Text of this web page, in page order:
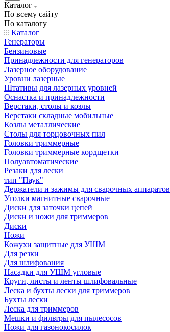
Каталог
По всему сайту
По каталогу
Каталог
Генераторы
Бензиновые
Принадлежности для генераторов
Лазерное оборудование
Уровни лазерные
Штативы для лазерных уровней
Оснастка и принадлежности
Верстаки, столы и козлы
Верстаки складные мобильные
Козлы металлические
Столы для торцовочных пил
Головки триммерные
Головки триммерные кордщетки
Полуавтоматические
Резаки для лески
тип "Паук"
Держатели и зажимы для сварочных аппаратов
Уголки магнитные сварочные
Диски для заточки цепей
Диски и ножи для триммеров
Диски
Ножи
Кожухи защитные для УШМ
Для резки
Для шлифования
Насадки для УШМ угловые
Круги, листы и ленты шлифовальные
Леска и бухты лески для триммеров
Бухты лески
Леска для триммеров
Мешки и фильтры для пылесосов
Ножи для газонокосилок